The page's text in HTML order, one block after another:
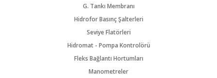
G. Tankı Membranı
Hidrofor Basınç Şalterleri
Seviye Flatörleri
Hidromat - Pompa Kontrolörü
Fleks Bağlantı Hortumları
Manometreler